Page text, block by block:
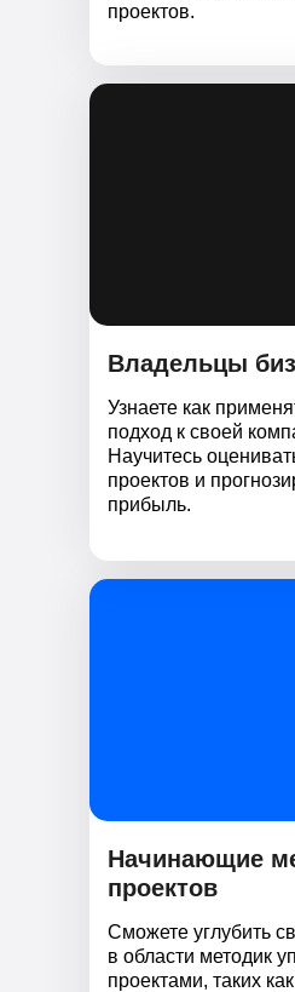
Начинающие
проектов
Сможете углубить
в области методик
проектами, таких
проектов.
Владельцы
Узнаете как
подход к своей
Научитесь
проектов и
прибыль.